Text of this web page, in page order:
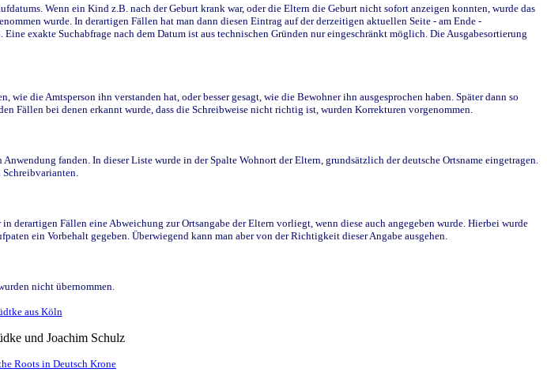
Wenn ein Kind z.B. nach der Geburt krank war, oder die Eltern die Geburt nicht sofort anzeigen konnten, wurde das
wurde. In derartigen Fällen hat man dann diesen Eintrag auf der derzeitigen aktuellen Seite - am Ende -
exakte Suchabfrage nach dem Datum ist aus technischen Gründen nur eingeschränkt möglich. Die Ausgabesortierung
die Amtsperson ihn verstanden hat, oder besser gesagt, wie die Bewohner ihn ausgesprochen haben. Später dann so
Fällen bei denen erkannt wurde, dass die Schreibweise nicht richtig ist, wurden Korrekturen vorgenommen.
fanden. In dieser Liste wurde in der Spalte Wohnort der Eltern, grundsätzlich der deutsche Ortsname eingetragen.
derartigen Fällen eine Abweichung zur Ortsangabe der Eltern vorliegt, wenn diese auch angegeben wurde. Hierbei wurde
ein Vorbehalt gegeben. Überwiegend kann man aber von der Richtigkeit dieser Angabe ausgehen.
nicht übernommen.
aus Köln
und Joachim Schulz
Roots in Deutsch Krone